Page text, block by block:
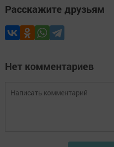
Расскажите друзьям
Нет комментариев